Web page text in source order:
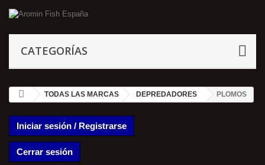
CATEGORÍAS
TODAS LAS MARCAS DEPREDADORES PLOMOS
Iniciar sesión / Registrarse
Cerrar sesión